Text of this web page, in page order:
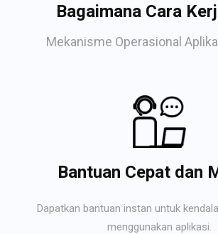
Bagaimana Cara
Mekanisme Operasional
Bantuan Cepat dan
Dapatkan bantuan instan untuk
menggunakan aplikasi.